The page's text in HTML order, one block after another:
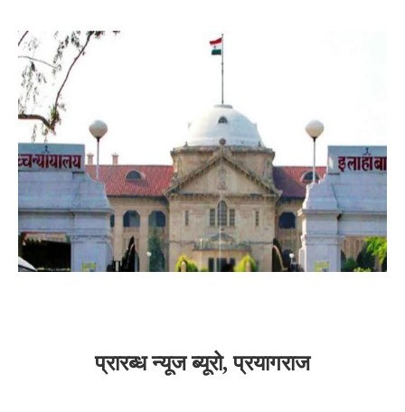
प्रारब्ध न्यूज ब्यूरो, प्रयागराज